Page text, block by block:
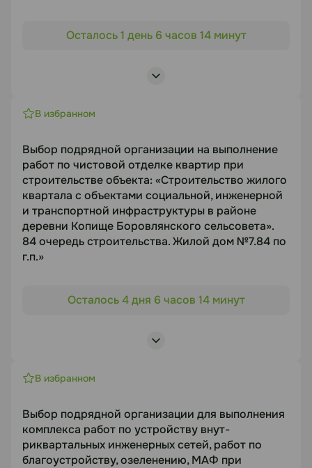
"Строительство жилого района с инженерно-
социально-гарантируемого обслуживания
Боровлянского сельсовета Минского района
строительства. Жилой дом №1.5 по г.п."
Предмет торгов
Выбор подрядной организации для выполнения
работ по монтажу и наладке сетей
видеонаблюдения, системы контроля и
управления доступом (ВН, СКУД) на объекте
Срок подачи
https://disk.yandex.ru/d/ydpHd0G3ICSBAg
В работе
Посмотреть лоты
Осталось 1 день 6 часов 14 минут
Выбор подрядной организации на выполнение
работ по чистовой отделке квартир при
строительстве объекта: «Строительство жилого
квартала с объектами социальной, инженерной
и транспортной инфраструктуры в районе
деревни Копище Боровлянского сельсовета».
84 очередь строительства. Жилой дом №7.84 по
г.п.»
«Строительство жилого квартала с объектами
инфраструктуры в районе деревни Копище
строительства. Жилой дом №7.84 по г.п.»
Выбор подрядной организации на выполнение
работ по чистовой отделке квартир при
строительстве объекта:
Срок подачи
В избранном
Осталось 4 дня 6 часов 14 минут
Выбор подрядной организации для выполнения
комплекса работ по устройству внут-
риквартальных инженерных сетей, работ по
благоустройству, озеленению, МАФ при
В избранном